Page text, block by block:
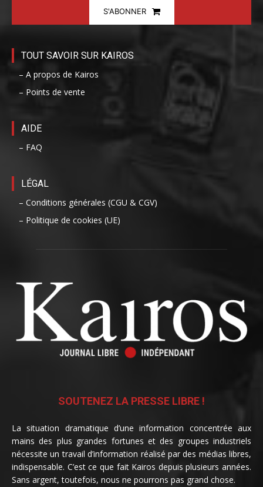
S'ABONNER
TOUT SAVOIR SUR KAIROS
– A propos de Kairos
– Points de vente
AIDE
– FAQ
LÉGAL
– Conditions générales (CGU & CGV)
– Politique de cookies (UE)
SOUTENEZ LA PRESSE LIBRE !
La situation dramatique d’une information concentrée aux
mains des plus grandes fortunes et des groupes industriels
nécessite un travail d’information réalisé par des médias libres,
indispensable. C’est ce que fait Kairos depuis plusieurs années.
Sans argent, toutefois, nous ne pourrons pas grand chose.